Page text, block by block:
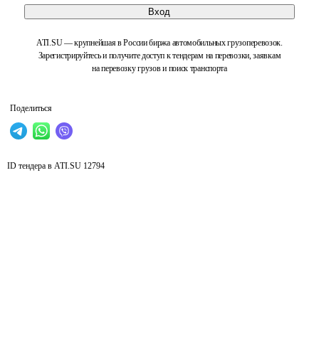
Вход
ATI.SU — крупнейшая в России биржа автомобильных грузоперевозок.
Зарегистрируйтесь и получите доступ к тендерам на перевозки, заявкам
на перевозку грузов и поиск транспорта
Поделиться
ID тендера в ATI.SU 12794